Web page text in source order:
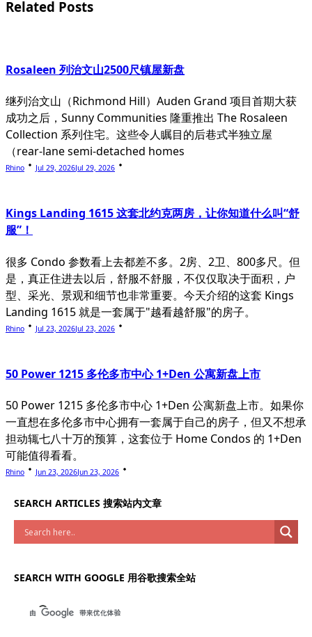
Related Posts
Rosaleen 列治文山2500尺镇屋新盘
继列治文山（Richmond Hill）Auden Grand 项目首期大获
成功之后，Sunny Communities 隆重推出 The Rosaleen
Collection 系列住宅。这些令人瞩目的后巷式半独立屋
（rear-lane semi-detached homes
Rhino Jul 29, 2026Jul 29, 2026
Kings Landing 1615 这套北约克两房，让你知道什么叫“舒
服”！
很多 Condo 参数看上去都差不多。2房、2卫、800多尺。但
是，真正住进去以后，舒服不舒服，不仅仅取决于面积，户
型、采光、景观和细节也非常重要。今天介绍的这套 Kings
Landing 1615 就是一套属于"越看越舒服"的房子。
Rhino Jul 23, 2026Jul 23, 2026
50 Power 1215 多伦多市中心 1+Den 公寓新盘上市
50 Power 1215 多伦多市中心 1+Den 公寓新盘上市。如果你
一直想在多伦多市中心拥有一套属于自己的房子，但又不想承
担动辄七八十万的预算，这套位于 Home Condos 的 1+Den
可能值得看看。
Rhino Jun 23, 2026Jun 23, 2026
SEARCH ARTICLES 搜索站内文章
SEARCH WITH GOOGLE 用谷歌搜索全站